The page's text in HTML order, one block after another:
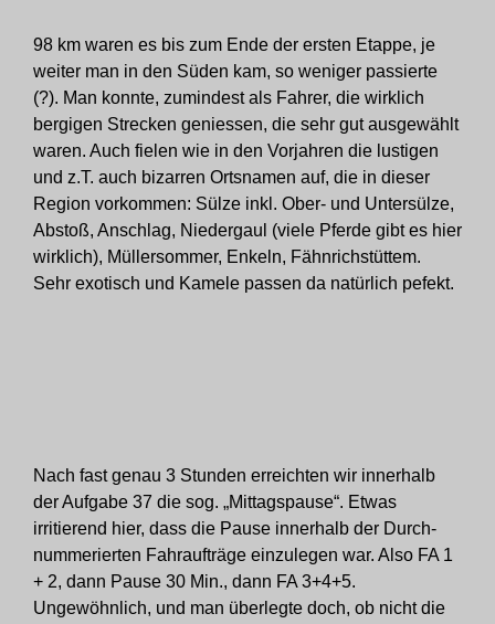
98 km waren es bis zum Ende der ersten Etappe, je
weiter man in den Süden kam, so weniger passierte
(?). Man konnte, zumindest als Fahrer, die wirklich
bergigen Strecken geniessen, die sehr gut ausgewählt
waren. Auch fielen wie in den Vorjahren die lustigen
und z.T. auch bizarren Ortsnamen auf, die in dieser
Region vorkommen: Sülze inkl. Ober- und Untersülze,
Abstoß, Anschlag, Niedergaul (viele Pferde gibt es hier
wirklich), Müllersommer, Enkeln, Fähnrichstüttem.
Sehr exotisch und Kamele passen da natürlich pefekt.
Nach fast genau 3 Stunden erreichten wir innerhalb
der Aufgabe 37 die sog. „Mittagspause“. Etwas
irritierend hier, dass die Pause innerhalb der Durch-
nummerierten Fahraufträge einzulegen war. Also FA 1
+ 2, dann Pause 30 Min., dann FA 3+4+5.
Ungewöhnlich, und man überlegte doch, ob nicht die